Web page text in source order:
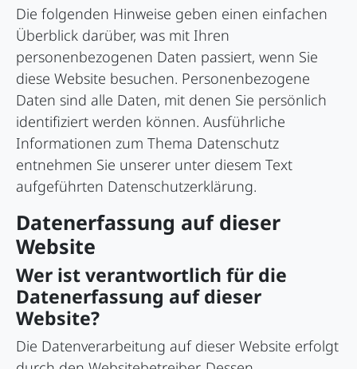
Die folgenden Hinweise geben einen einfachen
Überblick darüber, was mit Ihren
personenbezogenen Daten passiert, wenn Sie
diese Website besuchen. Personenbezogene
Daten sind alle Daten, mit denen Sie persönlich
identifiziert werden können. Ausführliche
Informationen zum Thema Datenschutz
entnehmen Sie unserer unter diesem Text
aufgeführten Datenschutzerklärung.
Datenerfassung auf dieser
Website
Wer ist verantwortlich für die
Datenerfassung auf dieser
Website?
Die Datenverarbeitung auf dieser Website erfolgt